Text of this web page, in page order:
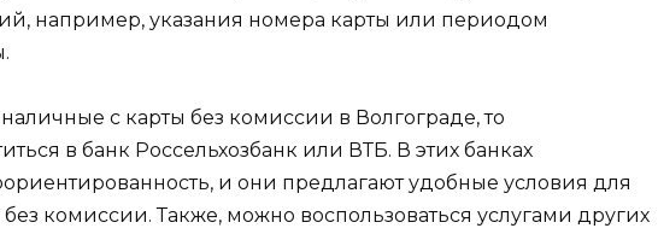
например, указания номера карты или периодом
с карты без комиссии в Волгограде, то
в банк Россельхозбанк или ВТБ. В этих банках
и они предлагают удобные условия для
комиссии. Также, можно воспользоваться услугами других